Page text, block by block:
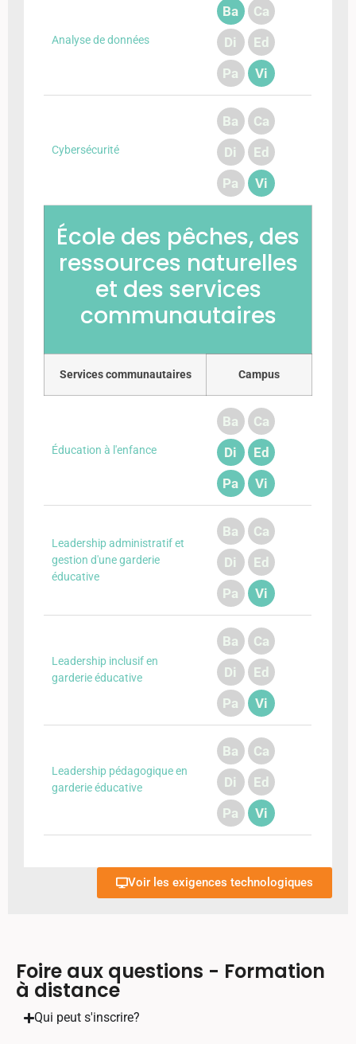
Analyse de données
Ba
Ca
Di
Ed
Pa
Vi
Cybersécurité
Ba
Ca
Di
Ed
Pa
Vi
École des pêches, des
ressources naturelles
et des services
communautaires
Services communautaires Campus
Éducation à l'enfance
Ba
Ca
Di
Ed
Pa
Vi
Leadership administratif et
gestion d'une garderie
éducative
Ba
Ca
Di
Ed
Pa
Vi
Leadership inclusif en
garderie éducative
Ba
Ca
Di
Ed
Pa
Vi
Leadership pédagogique en
garderie éducative
Ba
Ca
Di
Ed
Pa
Vi
Voir les exigences technologiques
Foire aux questions - Formation
à distance
Qui peut s'inscrire?